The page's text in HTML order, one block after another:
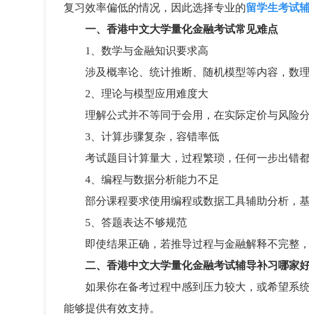
复习效率偏低的情况，因此选择专业的留学生考试
一、香港中文大学量化金融考试常见难点
1、数学与金融知识要求高
涉及概率论、统计推断、随机模型等内容，数理
2、理论与模型应用难度大
理解公式并不等同于会用，在实际定价与风险分
3、计算步骤复杂，容错率低
考试题目计算量大，过程繁琐，任何一步出错都
4、编程与数据分析能力不足
部分课程要求使用编程或数据工具辅助分析，基
5、答题表达不够规范
即使结果正确，若推导过程与金融解释不完整，
二、香港中文大学量化金融考试辅导补习哪家
如果你在备考过程中感到压力较大，或希望系统
能够提供有效支持。